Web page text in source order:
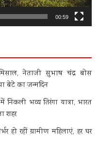
00:59
नेताजी सुभाष चंद्र बोस
बेटे का जन्मदिन
निकली भव्य तिरंगा यात्रा, भारत
शहर
हो रहीं ग्रामीण महिलाएं, हर घर